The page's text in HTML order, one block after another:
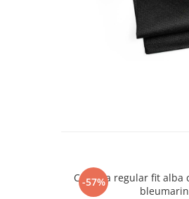
-57%
Camasa regular fit alba cu caro bleu si
bleumarin